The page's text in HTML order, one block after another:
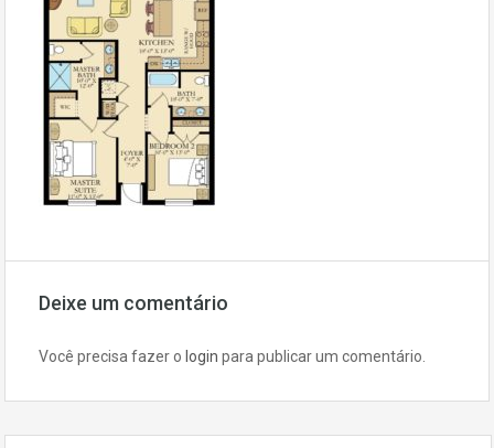
Deixe um comentário
Você precisa fazer o login para publicar um comentário.